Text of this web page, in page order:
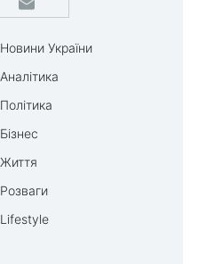
Новини України
Аналітика
Політика
Бізнес
Життя
Розваги
Lifestyle